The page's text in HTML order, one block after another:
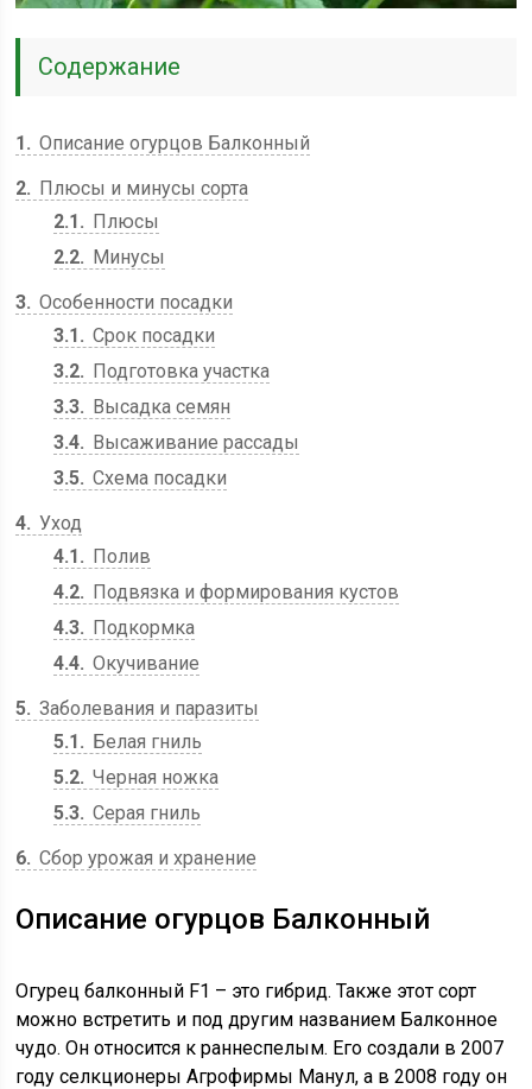
Содержание
1
Описание огурцов Балконный
2
Плюсы и минусы сорта
2.1
Плюсы
2.2
Минусы
3 Особенности посадки
3.1
Срок посадки
3.2
Подготовка участка
3.3
Высадка семян
3.4
Высаживание рассады
3.5 Схема посадки
4 Уход
4.1
Полив
4.2
Подвязка и формирования кустов
4.3
Подкормка
4.4 Окучивание
5 Заболевания и паразиты
5.1
Белая гниль
5.2 Черная ножка
5.3 Серая гниль
6 Сбор урожая и хранение
Описание огурцов Балконный
Огурец балконный F1 – это гибрид. Также этот сорт
можно встретить и под другим названием Балконное
чудо. Он относится к раннеспелым. Его создали в 2007
году селкционеры Агрофирмы Манул, а в 2008 году он